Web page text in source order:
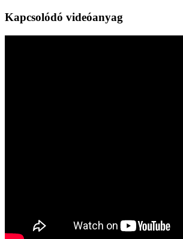
Kapcsolódó videóanyag